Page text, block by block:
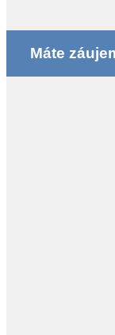
Máte